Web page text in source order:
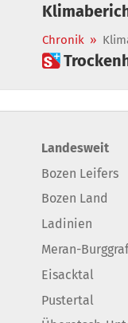
Chronik »

Landesweit
Bozen Leifers
Bozen Land
Ladinien
Meran-
Eisacktal
Pustertal